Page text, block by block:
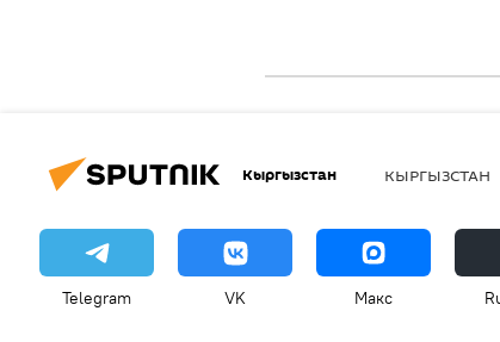
Кыргызстан КЫРГЫЗСТАН
Telegram VK Макс